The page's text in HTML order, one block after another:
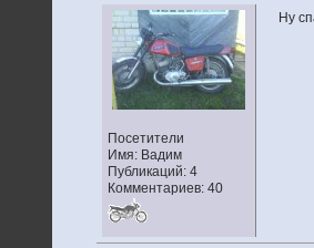
Посетители
Имя: Вадим
Публикаций: 4
Комментариев: 40
Ну